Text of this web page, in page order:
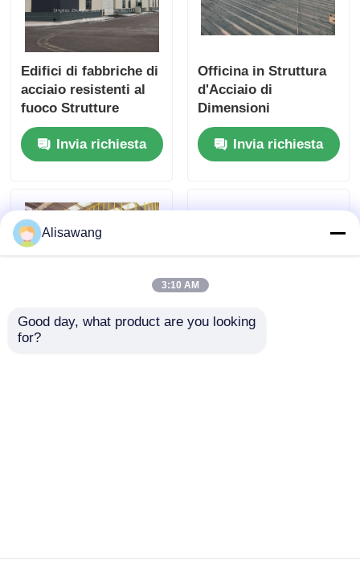
Edifici di fabbriche di
acciaio resistenti al
fuoco Strutture
metalliche industriali
Invia richiesta
Officina in Struttura
d'Acciaio di
Dimensioni
Personalizzabili con
Collegamento a
Bullone e Grado
Invia richiesta
Alisawang
3:10 AM
Good day, what product are you looking
for?